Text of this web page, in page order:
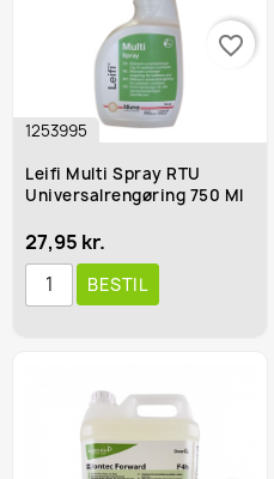
1253995
Leifi Multi Spray RTU
Universalrengøring 750 Ml
27,95 kr.
BESTIL
favorite_border